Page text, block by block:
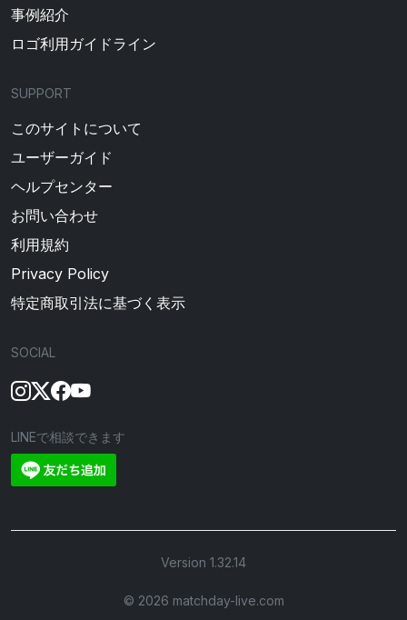
事例紹介
ロゴ利用ガイドライン
SUPPORT
このサイトについて
ユーザーガイド
ヘルプセンター
お問い合わせ
利用規約
Privacy Policy
特定商取引法に基づく表示
SOCIAL
LINEで相談できます
Version 1.32.14
©︎ 2026 matchday-live.com